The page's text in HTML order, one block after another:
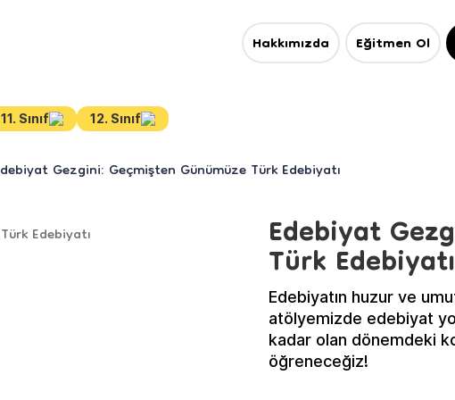
Hakkımızda Eğitmen Ol
11. Sınıf 12. Sınıf
Gezgini: Geçmişten Günümüze Türk Edebiyatı
Edebiyat
Türk Edebiyatı
Edebiyatın huzur ve
atölyemizde edebiyat
kadar olan dönemdeki
öğreneceğiz!